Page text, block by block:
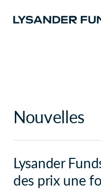
Nouvelles
Lysander
des prix une